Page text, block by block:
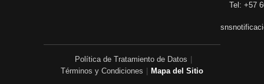
Tel: +57
Política de Tratamiento de Datos
Términos y Condiciones
Mapa del Sitio